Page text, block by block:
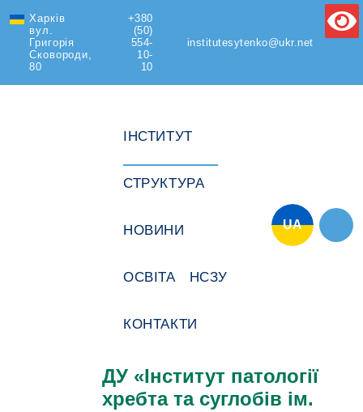
Text Size
Харків
вул.
Григорія
Сковороди,
80
+380
(50)
554-
10-
10
institutesytenko@ukr.net
ІНСТИТУТ
СТРУКТУРА
НОВИНИ
ОСВІТА НСЗУ
КОНТАКТИ
UA
ДУ «Інститут патології
хребта та суглобів ім.